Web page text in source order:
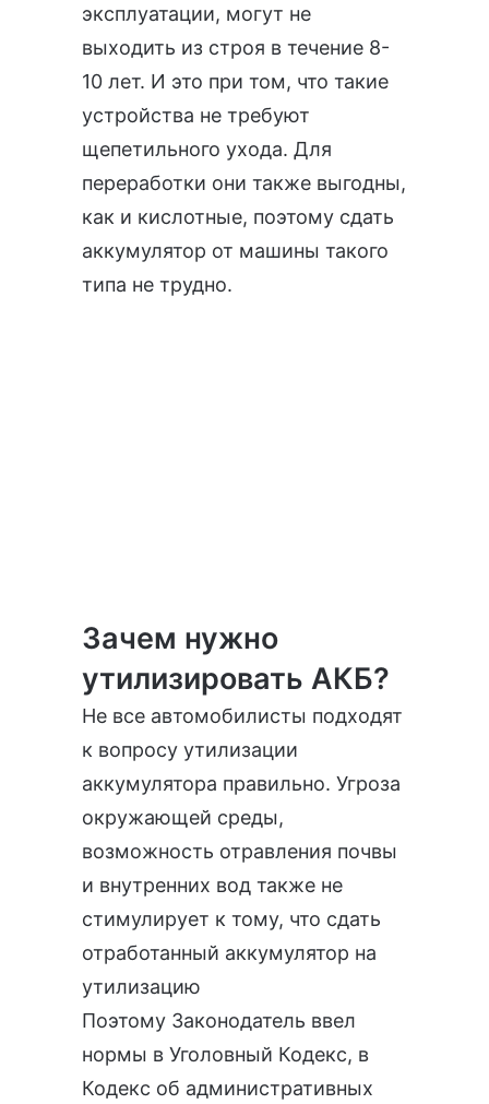
эксплуатации, могут не
выходить из строя в течение 8-
10 лет. И это при том, что такие
устройства не требуют
щепетильного ухода. Для
переработки они также выгодны,
как и кислотные, поэтому сдать
аккумулятор от машины такого
типа не трудно.
Зачем нужно
утилизировать АКБ?
Не все автомобилисты подходят
к вопросу утилизации
аккумулятора правильно. Угроза
окружающей среды,
возможность отравления почвы
и внутренних вод также не
стимулирует к тому, что сдать
отработанный аккумулятор на
утилизацию
Поэтому Законодатель ввел
нормы в Уголовный Кодекс, в
Кодекс об административных